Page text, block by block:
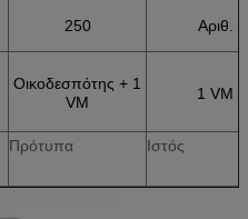
250 Αριθ.
Οικοδεσπότης + 1
VM
1 VM
Πρότυπα Ιστός